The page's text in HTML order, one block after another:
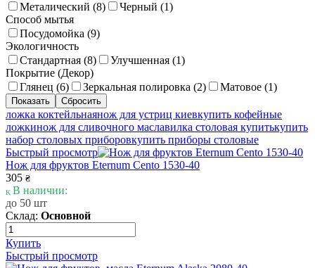
Металический (8) Черный (1)
Способ мытья
Посудомойка (9)
Экологичность
Стандартная (8) Улучшенная (1)
Покрытие (Декор)
Глянец (6) Зеркальная полировка (2) Матовое (1)
ложка коктейльнаянож для устриц киевкупить кофейные
ложкинож для сливочного маславилка столовая купитькупить
набор столовых приборовкупить приборы столовые
Быстрый просмотр
Нож для фруктов Eternum Cento 1530-40
305 ₴
В наличии:
до 50 шт
Склад: Основной
Купить
Быстрый просмотр